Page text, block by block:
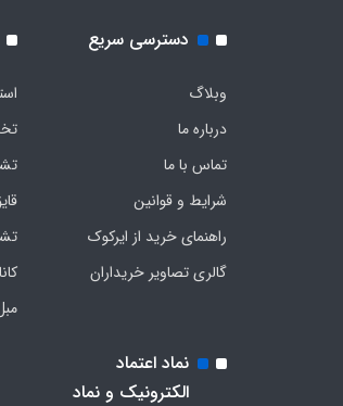
دسترسی سریع
وبلاگ
درباره ما
تماس با ما
شرایط و قوانین
راهنمای خرید از ایرکوک
گالری تصاویر خریداران
نماد اعتماد
الکترونیک و نماد